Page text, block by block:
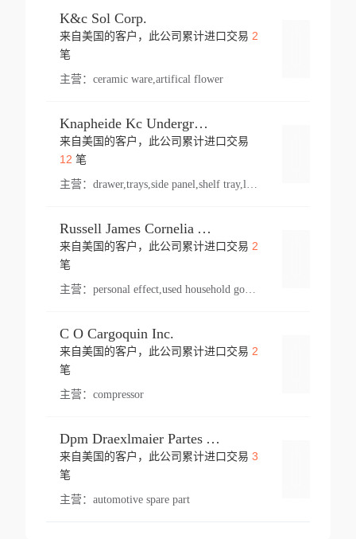
K&c Sol Corp.
来自美国的客户，此公司累计进口交易 2
笔
主营： ceramic ware,artifical flower
Knapheide Kc Underground
来自美国的客户，此公司累计进口交易
12 笔
主营：
Russell James Cornelia Arlington Va
来自美国的客户，此公司累计进口交易 2
笔
主营： personal effect,used household goods
C O Cargoquin Inc.
来自美国的客户，此公司累计进口交易 2
笔
主营： compressor
Dpm Draexlmaier Partes Automotrices Corr Ind Huejotzingo
来自美国的客户，此公司累计进口交易 3
笔
主营： automotive spare part